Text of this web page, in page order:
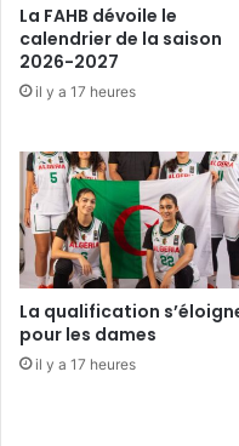
La FAHB dévoile le
calendrier de la saison
2026-2027
il y a 17 heures
La qualification
pour les dames
il y a 17 heures